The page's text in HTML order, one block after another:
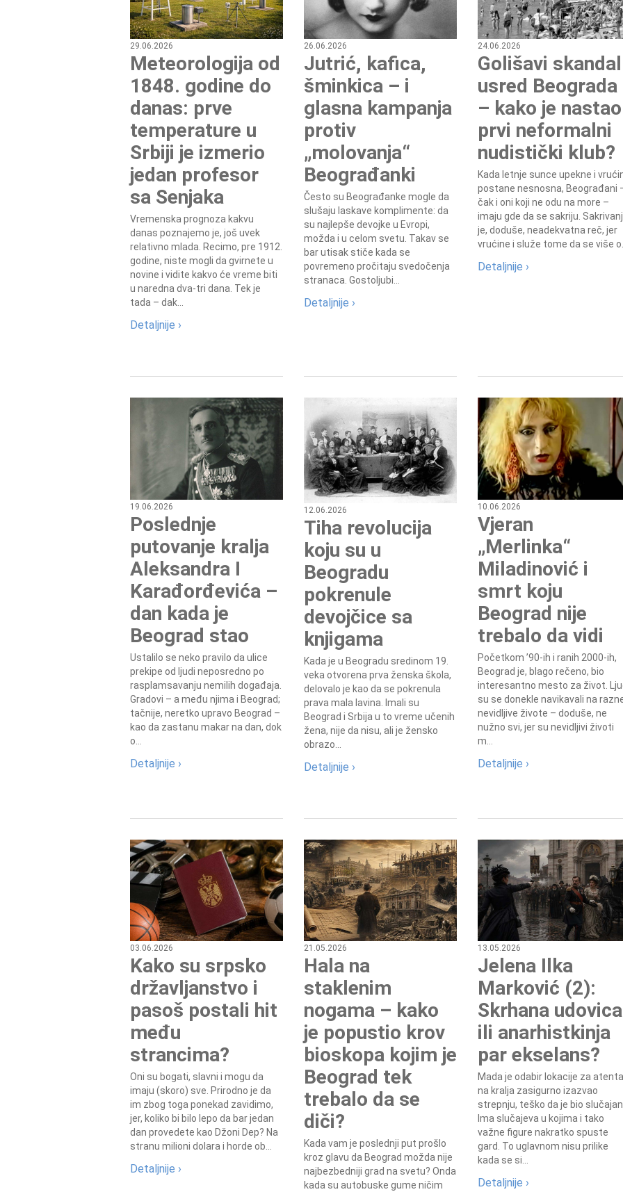
29.06.2026
Meteorologija od
1848. godine do
danas: prve
temperature u
Srbiji je izmerio
jedan profesor
sa Senjaka
Vremenska prognoza kakvu
danas poznajemo je, još uvek
relativno mlada. Recimo, pre 1912.
godine, niste mogli da gvirnete u
novine i vidite kakvo će vreme biti
u naredna dva-tri dana. Tek je
tada – dak...
Detaljnije ›
26.06.2026
Jutrić, kafica,
šminkica – i
glasna kampanja
protiv
„molovanja“
Beograđanki
Često su Beograđanke mogle da
slušaju laskave komplimente: da
su najlepše devojke u Evropi,
možda i u celom svetu. Takav se
bar utisak stiče kada se
povremeno pročitaju svedočenja
stranaca. Gostoljubi...
Detaljnije ›
24.06.2026
Golišavi skandal
usred Beograda
– kako je nastao
prvi neformalni
nudistički klub?
Kada letnje sunce upekne i
postane nesnosna, Beograđani
čak i oni koji ne odu na more –
imaju gde da se sakriju.
je, doduše, neadekvatna reč, jer
vrućine i služe tome da se više
Detaljnije ›
19.06.2026
Poslednje
putovanje kralja
Aleksandra I
Karađorđevića –
dan kada je
Beograd stao
Ustalilo se neko pravilo da ulice
prekipe od ljudi neposredno po
rasplamsavanju nemilih događaja.
Gradovi – a među njima i Beograd;
tačnije, neretko upravo Beograd –
kao da zastanu makar na dan, dok
o...
Detaljnije ›
12.06.2026
Tiha revolucija
koju su u
Beogradu
pokrenule
devojčice sa
knjigama
Kada je u Beogradu sredinom 19.
veka otvorena prva ženska škola,
delovalo je kao da se pokrenula
prava mala lavina. Imali su
Beograd i Srbija u to vreme učenih
žena, nije da nisu, ali je žensko
obrazo...
Detaljnije ›
10.06.2026
Vjeran
„Merlinka“
Miladinović i
smrt koju
Beograd nije
trebalo da vidi
Početkom ’90-ih i ranih 2000-ih,
Beograd je, blago rečeno, bio
interesantno mesto za život.
su se donekle navikavali na
nevidljive živote – doduše, ne
nužno svi, jer su nevidljivi životi
m...
Detaljnije ›
03.06.2026
Kako su srpsko
državljanstvo i
pasoš postali hit
među
strancima?
Oni su bogati, slavni i mogu da
imaju (skoro) sve. Prirodno je da
im zbog toga ponekad zavidimo,
jer, koliko bi bilo lepo da bar jedan
dan provedete kao Džoni Dep? Na
stranu milioni dolara i horde ob...
Detaljnije ›
21.05.2026
Hala na
staklenim
nogama – kako
je popustio krov
bioskopa kojim je
Beograd tek
trebalo da se
diči?
Kada vam je poslednji put prošlo
kroz glavu da Beograd možda nije
najbezbedniji grad na svetu? Onda
kada su autobuske gume ničim
13.05.2026
Jelena Ilka
Marković (2):
Skrhana udovica
ili anarhistkinja
par ekselans?
Mada je odabir lokacije za
na kralja zasigurno izazvao
strepnju, teško da je bio
Ima slučajeva u kojima i tako
važne figure nakratko spuste
gard. To uglavnom nisu prilike
kada se si...
Detaljnije ›